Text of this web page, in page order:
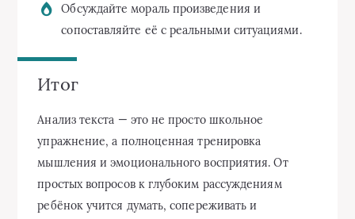
Обсуждайте мораль произведения и
сопоставляйте её с реальными ситуациями.
Итог
Анализ текста — это не просто школьное
упражнение, а полноценная тренировка
мышления и эмоционального восприятия. От
простых вопросов к глубоким рассуждениям
ребёнок учится думать, сопереживать и